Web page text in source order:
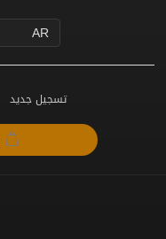
تسجيل جديد